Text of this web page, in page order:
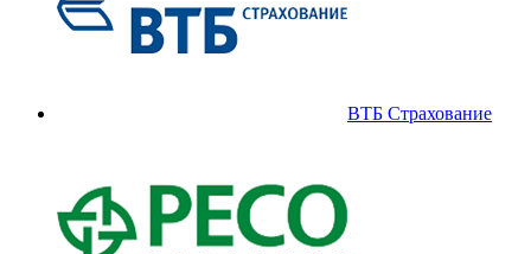
ВТБ Страхование